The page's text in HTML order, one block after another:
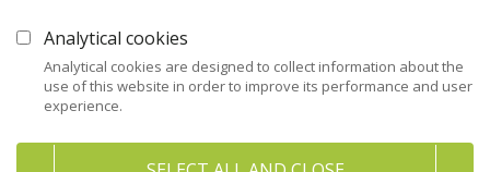
Pravni nasveti za člane ZNS 282
Stališča ZNS
Analytical cookies
Analytical cookies are designed to collect information about the
use of this website in order to improve its performance and user
experience.